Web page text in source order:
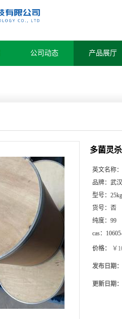
公司动态 产品展厅
多菌灵
英文名称：
品牌： 武
型号： 25kg
货号： 否
纯度： 99
cas：
价格： ￥
发布日期：
更新日期：